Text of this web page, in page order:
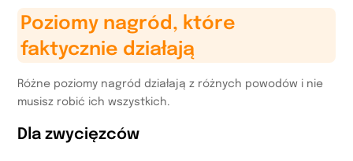
Poziomy nagród, które
faktycznie działają
Różne poziomy nagród działają z różnych powodów i nie
musisz robić ich wszystkich.
Dla zwycięzców